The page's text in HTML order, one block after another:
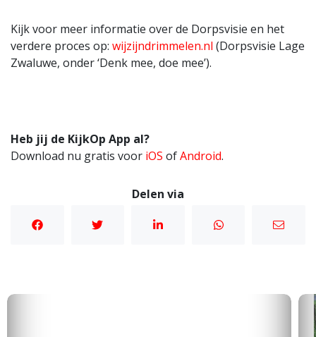
Kijk voor meer informatie over de Dorpsvisie en het
verdere proces op: wijzijndrimmelen.nl (Dorpsvisie Lage
Zwaluwe, onder ‘Denk mee, doe mee’).
Heb jij de KijkOp App al?
Download nu gratis voor iOS ofAndroid.
Delen via